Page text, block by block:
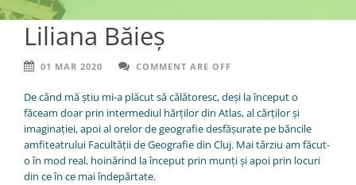
Liliana Băieș
01 MAR 2020 COMMENT ARE OFF
De când mă știu mi-a plăcut să călătoresc, deși la început o
făceam doar prin intermediul hărților din Atlas, al cărților și
imaginației, apoi al orelor de geografie desfășurate pe băncile
amfiteatrului Facultății de Geografie din Cluj. Mai târziu am făcut-
o în mod real, hoinărind la început prin munți și apoi prin locuri
din ce în ce mai îndepărtate.